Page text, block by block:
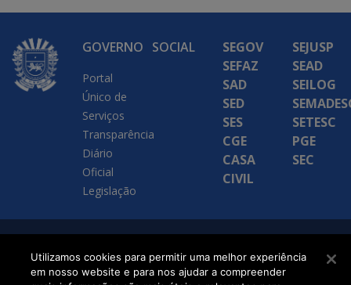
GOVERNO
Portal
Único de
Serviços
Transparência
Diário
Oficial
Legislação
SOCIAL
SEGOV
SEFAZ
SAD
SED
SES
CGE
CASA
CIVIL
SEJUSP
SEAD
SEILOG
SETESC
PGE
SEC
SETDIG | Secretaria-
Executiva de
Utilizamos cookies para permitir uma melhor experiência
em nosso website e para nos ajudar a compreender